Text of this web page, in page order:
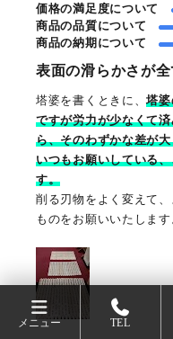
価格の満足度について
商品の品質について
商品の納期について
表面の滑らかさが全
塔婆を書くときに、塔
ですが労力が少なくて
ら、そのわずかな差が
いつもお願いしている
す。
削る刃物をよく変えて
ものをお願いいたしま
メニュー TEL